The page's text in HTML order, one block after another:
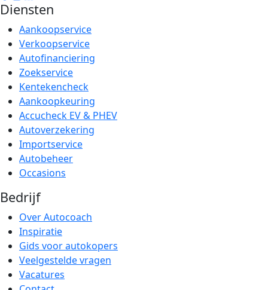
Diensten
Aankoopservice
Verkoopservice
Autofinanciering
Zoekservice
Kentekencheck
Aankoopkeuring
Accucheck EV & PHEV
Autoverzekering
Importservice
Autobeheer
Occasions
Bedrijf
Over Autocoach
Inspiratie
Gids voor autokopers
Veelgestelde vragen
Vacatures